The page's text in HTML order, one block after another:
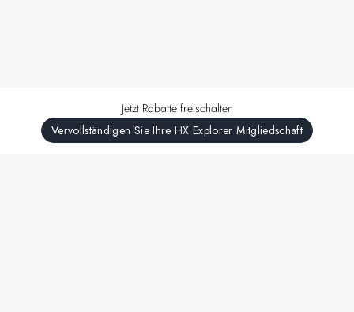
Jetzt Rabatte freischalten
Vervollständigen Sie Ihre HX Explorer Mitgliedschaft